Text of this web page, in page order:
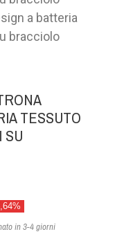
TESSUTO
SU
in 3-4 giorni